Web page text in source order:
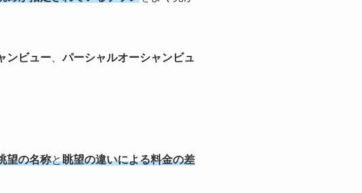
ンビュー 、パーシャルオーシャンビュ
望の名称と眺望の違いによる料金の差